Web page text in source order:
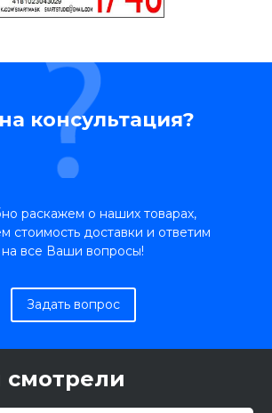
консультация?
раскажем о наших товарах,
стоимость доставки и ответим
на все Ваши вопросы!
Задать вопрос
смотрели